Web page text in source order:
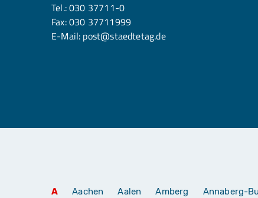
Tel.:030 37711-0
Fax: 030 37711999
E-Mail: post@staedtetag.de
A Aachen Aalen Amberg Annaberg-